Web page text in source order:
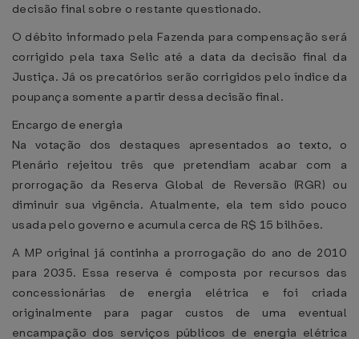
decisão final sobre o restante questionado.
O débito informado pela Fazenda para compensação será
corrigido pela taxa Selic até a data da decisão final da
Justiça. Já os precatórios serão corrigidos pelo índice da
poupança somente a partir dessa decisão final.
Encargo de energia
Na votação dos destaques apresentados ao texto, o
Plenário rejeitou três que pretendiam acabar com a
prorrogação da Reserva Global de Reversão (RGR) ou
diminuir sua vigência. Atualmente, ela tem sido pouco
usada pelo governo e acumula cerca de R$ 15 bilhões.
A MP original já continha a prorrogação do ano de 2010
para 2035. Essa reserva é composta por recursos das
concessionárias de energia elétrica e foi criada
originalmente para pagar custos de uma eventual
encampação dos serviços públicos de energia elétrica